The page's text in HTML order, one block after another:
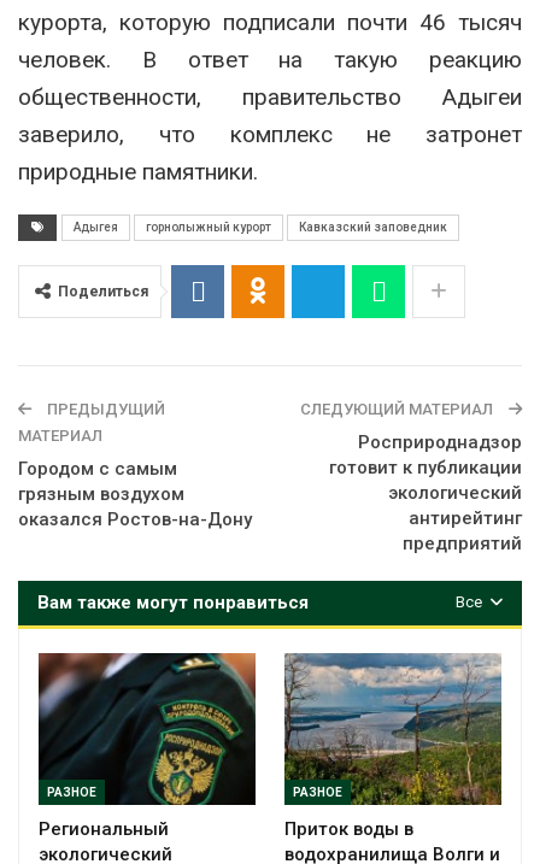
курорта, которую подписали почти 46 тысяч
человек. В ответ на такую реакцию
общественности, правительство Адыгеи
заверило, что комплекс не затронет
природные памятники.
Адыгея горнолыжный курорт Кавказский заповедник
Поделиться
ПРЕДЫДУЩИЙ
МАТЕРИАЛ
Городом с самым
грязным воздухом
оказался Ростов-на-Дону
СЛЕДУЮЩИЙ МАТЕРИАЛ
Росприроднадзор
готовит к публикации
экологический
антирейтинг
предприятий
Все
Вам также могут понравиться
РАЗНОЕ
Региональный
экологический
РАЗНОЕ
Приток воды в
водохранилища Волги и